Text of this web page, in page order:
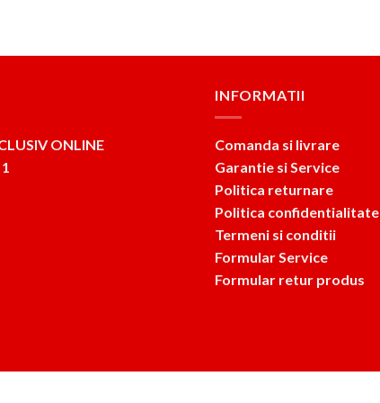
ONLINE
INFORMATII
Comanda si livrare
Garantie si Service
Politica returnare
Politica confidentialitate
Termeni si conditii
Formular Service
Formular retur produs